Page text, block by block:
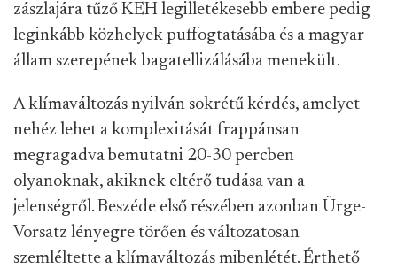
zászlajára tűző KEH legilletékesebb embere pedig
leginkább közhelyek puffogtatásába és a magyar
állam szerepének bagatellizálásába menekült.
A klímaváltozás nyilván sokrétű kérdés, amelyet
nehéz lehet a komplexitását frappánsan
megragadva bemutatni 20-30 percben
olyanoknak, akiknek eltérő tudása van a
jelenségről. Beszéde első részében azonban Ürge-
Vorsatz lényegre törően és változatosan
szemléltette a klímaváltozás mibenlétét. Érthető